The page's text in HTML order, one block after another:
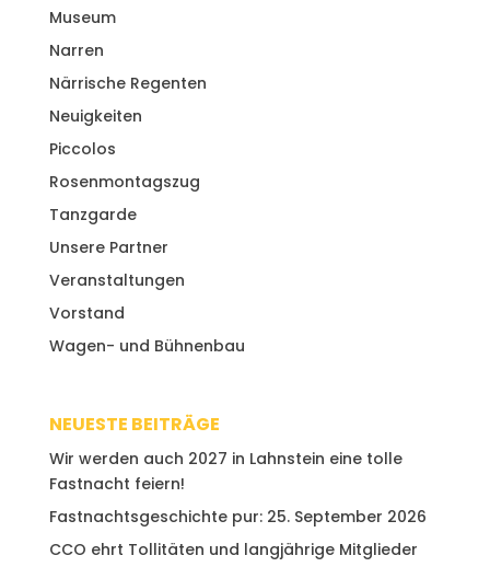
Museum
Narren
Närrische Regenten
Neuigkeiten
Piccolos
Rosenmontagszug
Tanzgarde
Unsere Partner
Veranstaltungen
Vorstand
Wagen- und Bühnenbau
NEUESTE BEITRÄGE
Wir werden auch 2027 in Lahnstein eine tolle
Fastnacht feiern!
Fastnachtsgeschichte pur: 25. September 2026
CCO ehrt Tollitäten und langjährige Mitglieder